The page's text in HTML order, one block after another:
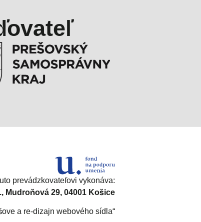
prevádzkovateľovi vykonáva:
Mudroňová 29, 04001 Košice
a re-dizajn webového sídla“